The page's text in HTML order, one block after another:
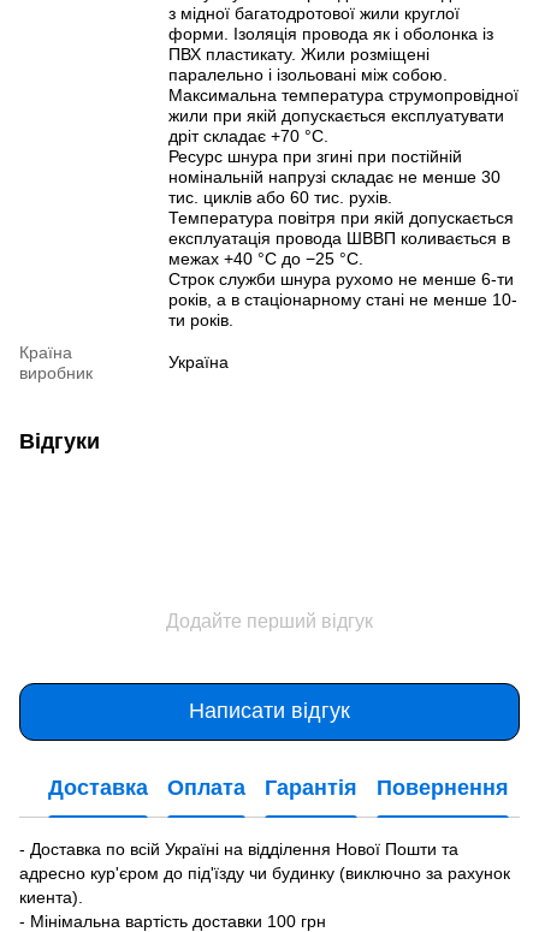
з мідної багатодротової жили круглої
форми. Ізоляція провода як і оболонка із
ПВХ пластикату. Жили розміщені
паралельно і ізольовані між собою.
Максимальна температура струмопровідної
жили при якій допускається експлуатувати
дріт складає +70 °C.
Ресурс шнура при згині при постійній
номінальній напрузі складає не менше 30
тис. циклів або 60 тис. рухів.
Температура повітря при якій допускається
експлуатація провода ШВВП коливається в
межах +40 °C до −25 °C.
Строк служби шнура рухомо не менше 6-ти
років, а в стаціонарному стані не менше 10-
ти років.
Країна
виробник
Україна
Відгуки
Додайте перший відгук
Написати відгук
Доставка Оплата Гарантія Повернення
- Доставка по всій Україні на відділення Нової Пошти та
адресно кур'єром до під'їзду чи будинку (виключно за рахунок
киента).
- Мінімальна вартість доставки 100 грн